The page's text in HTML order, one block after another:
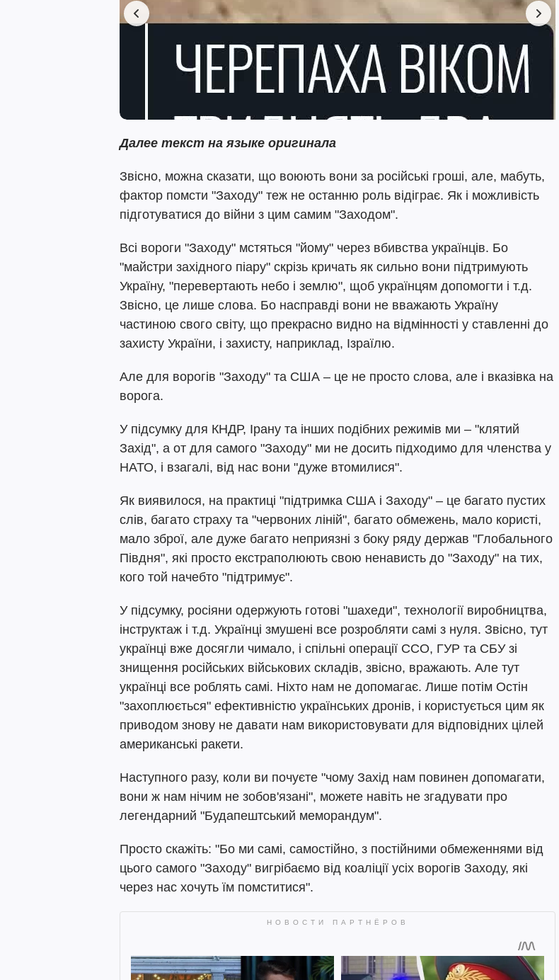
Далее текст на языке оригинала
Звісно, можна сказати, що воюють вони за російські гроші, але, мабуть,
фактор помсти "Заходу" теж не останню роль відіграє. Як і можливість
підготуватися до війни з цим самим "Заходом".
Всі вороги "Заходу" мстяться "йому" через вбивства українців. Бо
"майстри західного піару" скрізь кричать як сильно вони підтримують
Україну, "перевертають небо і землю", щоб українцям допомогти і т.д.
Звісно, це лише слова. Бо насправді вони не вважають Україну
частиною свого світу, що прекрасно видно на відмінності у ставленні до
захисту України, і захисту, наприклад, Ізраїлю.
Але для ворогів "Заходу" та США – це не просто слова, але і вказівка на
ворога.
У підсумку для КНДР, Ірану та інших подібних режимів ми – "клятий
Захід", а от для самого "Заходу" ми не досить підходимо для членства у
НАТО, і взагалі, від нас вони "дуже втомилися".
Як виявилося, на практиці "підтримка США і Заходу" – це багато пустих
слів, багато страху та "червоних ліній", багато обмежень, мало користі,
мало зброї, але дуже багато неприязні з боку ряду держав "Глобального
Півдня", які просто екстраполюють свою ненависть до "Заходу" на тих,
кого той начебто "підтримує".
У підсумку, росіяни одержують готові "шахеди", технології виробництва,
інструктаж і т.д. Українці змушені все розробляти самі з нуля. Звісно, тут
українці вже досягли чимало, і спільні операції ССО, ГУР та СБУ зі
знищення російських військових складів, звісно, вражають. Але тут
українці все роблять самі. Ніхто нам не допомагає. Лише потім Остін
"захоплюється" ефективністю українських дронів, і користується цим як
приводом знову не давати нам використовувати для відповідних цілей
американські ракети.
Наступного разу, коли ви почуєте "чому Захід нам повинен допомагати,
вони ж нам нічим не зобов'язані", можете навіть не згадувати про
легендарний "Будапештський меморандум".
Просто скажіть: "Бо ми самі, самостійно, з постійними обмеженнями від
цього самого "Заходу" вигрібаємо від коаліції усіх ворогів Заходу, які
через нас хочуть їм помститися".